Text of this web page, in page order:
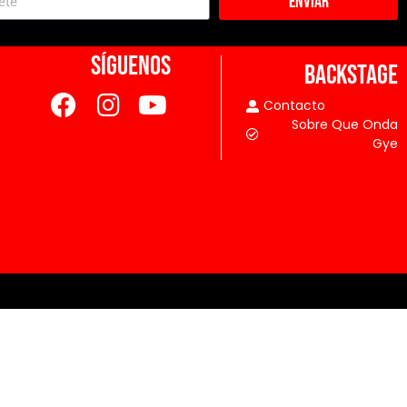
SÍGUENOS BACKSTAGE
Contacto
Sobre Que Onda
Gye